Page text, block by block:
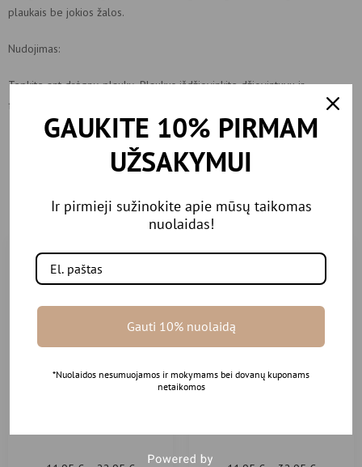
plaukais be jokios žalos.
Nudojimas:
Tepkite ant drėgnų plaukų. Plaukus išdžiovinkite džiovintuvu ir
formuokite kaip įprastai.
Rekomenduojamos
prekės
vaikiškas kondicionierius
Don’t Cry®
GAUKITE 10% PIRMAM
UŽSAKYMUI
Ir pirmieji sužinokite apie mūsų taikomas
nuolaidas!
Gauti 10% nuolaidą
*Nuolaidos nesumuojamos ir mokymams bei dovanų kuponams
netaikomos